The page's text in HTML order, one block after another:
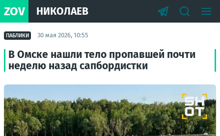
ZOV НИКОЛАЕВ
ПАБЛИКИ 30 мая 2026, 10:55
В Омске нашли тело пропавшей почти
неделю назад сапбордистки